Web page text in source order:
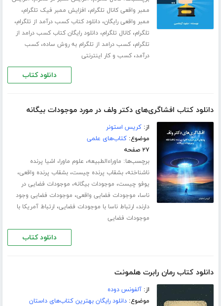
ممبر واقعی کانال تلگرام، افزایش ممبر فیک تلگرام،
ممبر واقعی رایگان،دانلود کتاب کسب درآمد از تلگرام،
تلگرام،کانال تلگرام،دانلود رایگان کتاب کسب درامد از
تلگرام،کسب درامد از تلگرام به روش ساده،کسب
درآمد،کسب و کار اینترنتی
دانلود کتاب
دانلود کتاب افشاگری‌های دکتر ولف در مورد موجودات بیگانه
از:کریس استونر
موضوع:کتاب‌های علمی
۲۷ صفحه
برچسب‌ها: ماوراءالطبیعه، علوم ماورا، اشیا پرنده
ناشناخته،بشقاب پرنده چیست،بشقاب پرنده واقعی،
یوفو چیست، موجودات بیگانه، موجودات فضایی در
ناسا، موجودات فضایی واقعی، موجودات فضایی وجود
دارند، ارتباط ناسا با موجودات فضایی، ارتباط آمریکا با
موجودات فضایی
دانلود کتاب
دانلود کتاب رمان رابرت هلمونت
از:آلفونس دوده
موضوع:دانلود رایگان بهترین کتاب‌های داستان